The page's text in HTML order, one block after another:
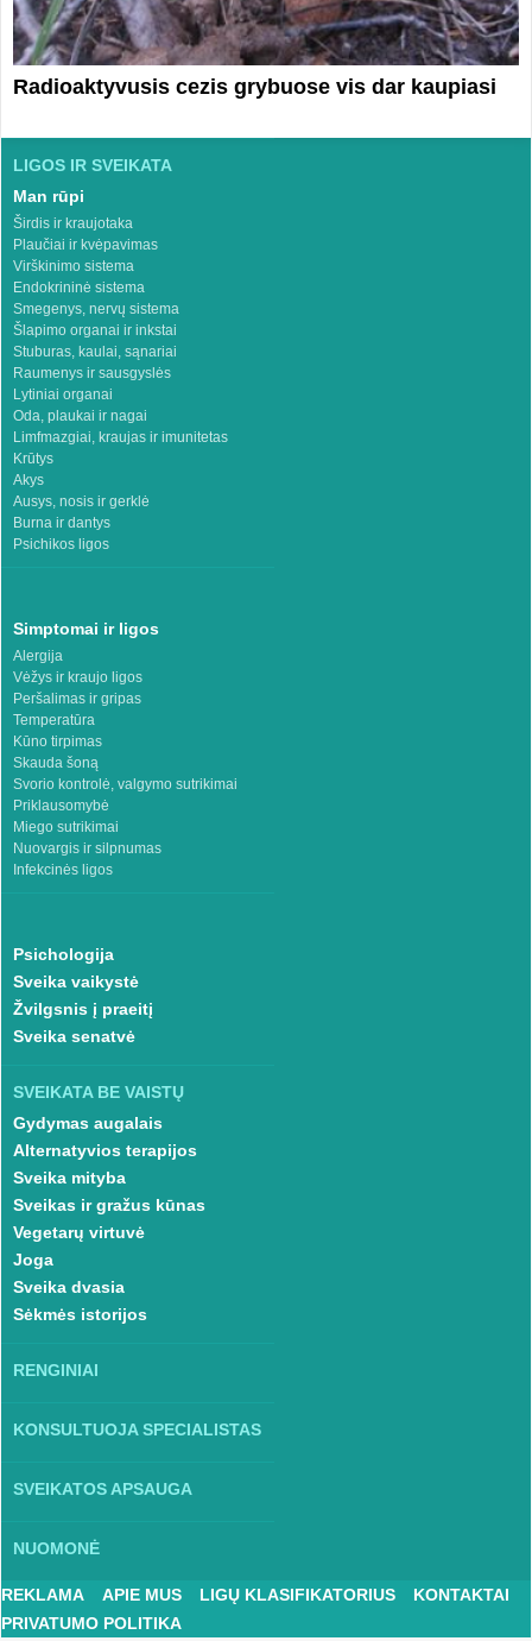
Radioaktyvusis cezis grybuose vis dar kaupiasi
LIGOS IR SVEIKATA
Man rūpi
Širdis ir kraujotaka
Plaučiai ir kvėpavimas
Virškinimo sistema
Endokrininė sistema
Smegenys, nervų sistema
Šlapimo organai ir inkstai
Stuburas, kaulai, sąnariai
Raumenys ir sausgyslės
Lytiniai organai
Oda, plaukai ir nagai
Limfmazgiai, kraujas ir imunitetas
Krūtys
Akys
Ausys, nosis ir gerklė
Burna ir dantys
Psichikos ligos
Simptomai ir ligos
Alergija
Vėžys ir kraujo ligos
Peršalimas ir gripas
Temperatūra
Kūno tirpimas
Skauda šoną
Svorio kontrolė, valgymo sutrikimai
Priklausomybė
Miego sutrikimai
Nuovargis ir silpnumas
Infekcinės ligos
Psichologija
Sveika vaikystė
Žvilgsnis į praeitį
Sveika senatvė
SVEIKATA BE VAISTŲ
Gydymas augalais
Alternatyvios terapijos
Sveika mityba
Sveikas ir gražus kūnas
Vegetarų virtuvė
Joga
Sveika dvasia
Sėkmės istorijos
RENGINIAI
KONSULTUOJA SPECIALISTAS
SVEIKATOS APSAUGA
NUOMONĖ
REKLAMA APIE MUS LIGŲ KLASIFIKATORIUS
KONTAKTAI
PRIVATUMO POLITIKA